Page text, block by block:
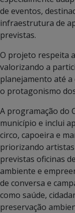
de eventos,
infraestrutura de
previstas.
O projeto respeita
valorizando a
planejamento até a
o protagonismo
A programação do
município e inclui
circo, capoeira e
priorizando
previstas oficinas
ambiente e
de conversa e
como saúde,
preservação